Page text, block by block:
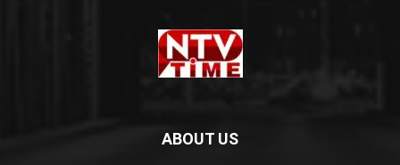
ABOUT US